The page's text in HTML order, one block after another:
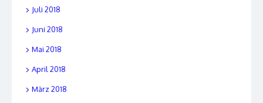
Juli 2018
Juni 2018
Mai 2018
April 2018
März 2018